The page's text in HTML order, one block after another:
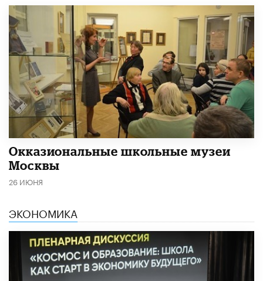
​Окказиональные школьные музеи
Москвы
26 ИЮНЯ
ЭКОНОМИКА